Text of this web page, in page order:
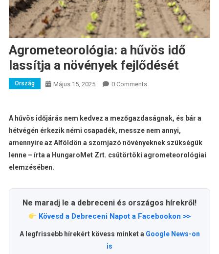
Agrometeorológia: a hűvös idő
lassítja a növények fejlődését
Ország Május 15, 2025 0 Comments
A hűvös időjárás nem kedvez a mezőgazdaságnak, és bár a
hétvégén érkezik némi csapadék, messze nem annyi,
amennyire az Alföldön a szomjazó növényeknek szükségük
lenne – írta a HungaroMet Zrt. csütörtöki agrometeorológiai
elemzésében.
Ne maradj le a debreceni és országos hírekről!
Kövesd a Debreceni Napot a Facebookon >>
A legfrissebb hírekért kövess minket a Google News-on
is